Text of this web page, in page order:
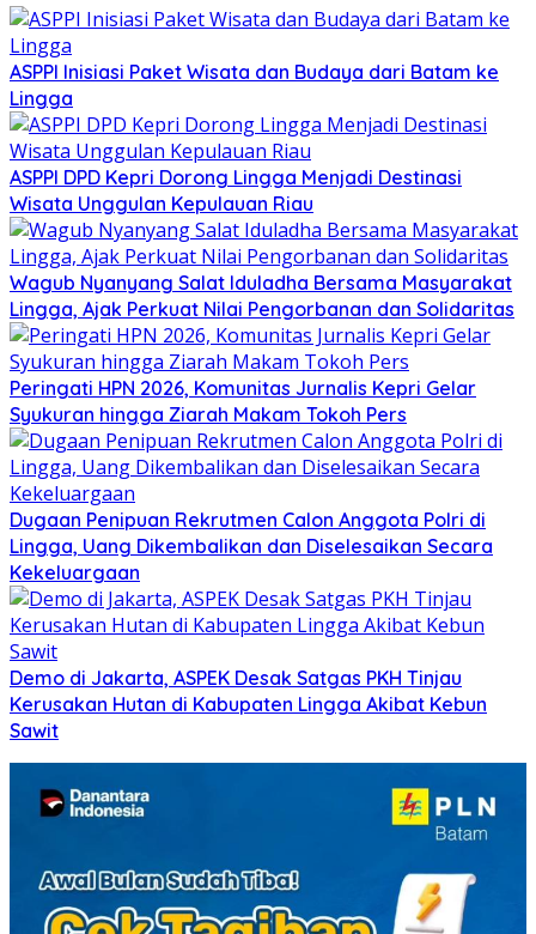
ASPPI Inisiasi Paket Wisata dan Budaya dari Batam ke
Lingga
ASPPI DPD Kepri Dorong Lingga Menjadi Destinasi
Wisata Unggulan Kepulauan Riau
Wagub Nyanyang Salat Iduladha Bersama Masyarakat
Lingga, Ajak Perkuat Nilai Pengorbanan dan Solidaritas
Peringati HPN 2026, Komunitas Jurnalis Kepri Gelar
Syukuran hingga Ziarah Makam Tokoh Pers
Dugaan Penipuan Rekrutmen Calon Anggota Polri di
Lingga, Uang Dikembalikan dan Diselesaikan Secara
Kekeluargaan
Demo di Jakarta, ASPEK Desak Satgas PKH Tinjau
Kerusakan Hutan di Kabupaten Lingga Akibat Kebun
Sawit